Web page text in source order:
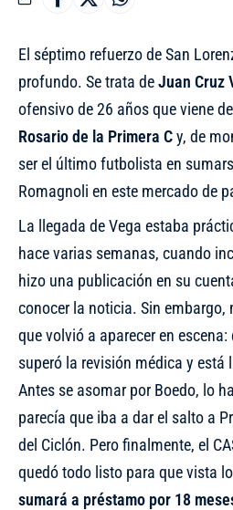
El séptimo refuerzo de San
profundo. Se trata deJuan Cruz
ofensivo de 26 años que viene
Rosario de la Primera Cy, de
ser el último futbolista en
Romagnoli en este mercado de
La llegada de Vega estaba
hace varias semanas, cuando
hizo una publicación en su
conocer la noticia. Sin embargo,
que volvió a aparecer en
superó la revisión médica y está
Antes se asomar por Boedo, lo
parecía que iba a dar el salto a
del Ciclón. Pero finalmente, el
quedó todo listo para que vista
sumará a préstamo por 18